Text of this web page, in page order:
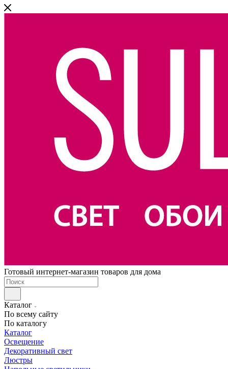
Готовый интернет-магазин товаров для дома
Каталог
По всему сайту
По каталогу
Каталог
Освещение
Декоративный свет
Люстры